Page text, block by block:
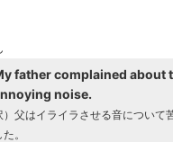
father complained about
noise.
父はイライラさせる音について
た。